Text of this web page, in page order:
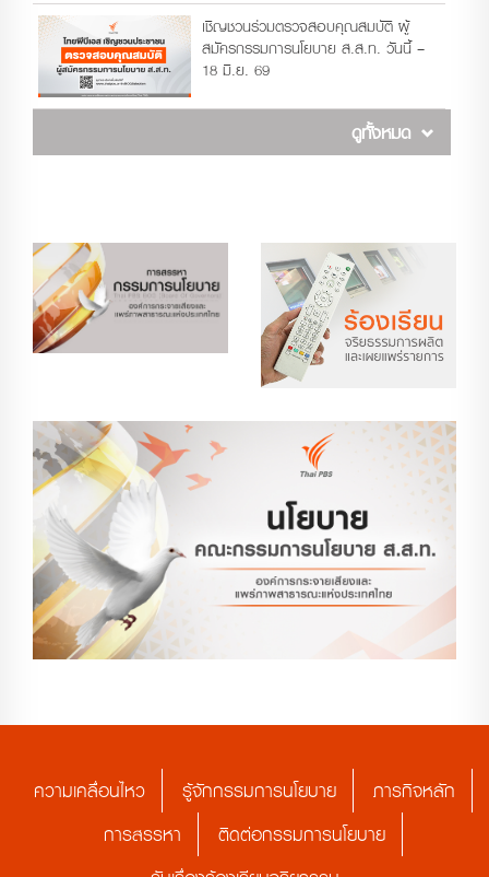
เชิญชวนร่วมตรวจสอบคุณสมบัติ ผู้
สมัครกรรมการนโยบาย ส.ส.ท. วันนี้ –
18 มิ.ย. 69
ดูทั้งหมด
ความเคลื่อนไหว รู้จักกรรมการนโยบาย
ภารกิจหลัก
การสรรหา
ติดต่อกรรมการนโยบาย